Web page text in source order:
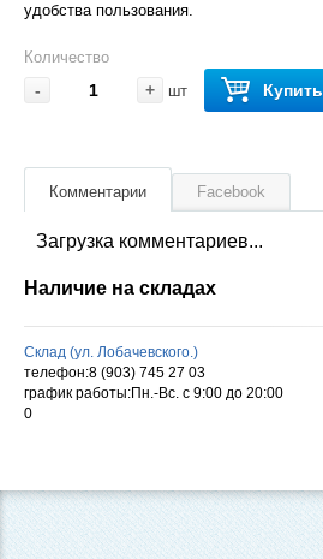
удобства пользования.
Количество
- + шт Купить
Комментарии Facebook
Загрузка комментариев...
Наличие на складах
Склад (ул. Лобачевского.)
телефон:8 (903) 745 27 03
график работы:Пн.-Вс. с 9:00 до 20:00
0